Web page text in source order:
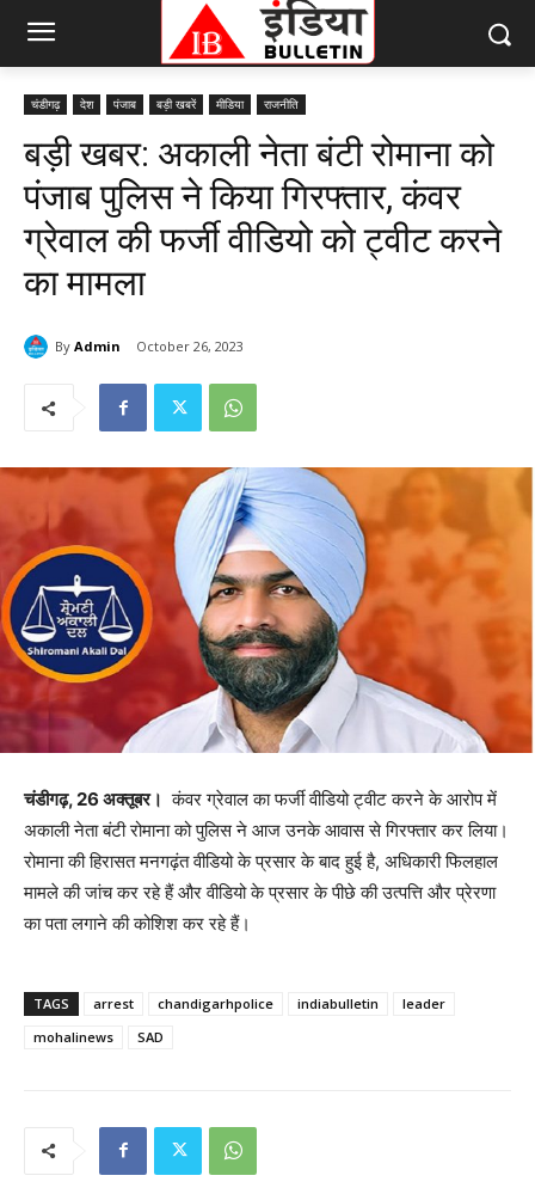
चंडीगढ़ देश पंजाब बड़ी खबरें मीडिया राजनीति
बड़ी खबर: अकाली नेता बंटी रोमाना को
पंजाब पुलिस ने किया गिरफ्तार, कंवर
ग्रेवाल की फर्जी वीडियो को ट्वीट करने
का मामला
By Admin October 26, 2023
चंडीगढ़, 26 अक्तूबर। कंवर ग्रेवाल का फर्जी वीडियो ट्वीट करने के आरोप में
अकाली नेता बंटी रोमाना को पुलिस ने आज उनके आवास से गिरफ्तार कर लिया।
रोमाना की हिरासत मनगढ़ंत वीडियो के प्रसार के बाद हुई है, अधिकारी फिलहाल
मामले की जांच कर रहे हैं और वीडियो के प्रसार के पीछे की उत्पत्ति और प्रेरणा
का पता लगाने की कोशिश कर रहे हैं।
TAGS arrest chandigarhpolice indiabulletin
leader
mohalinews
SAD